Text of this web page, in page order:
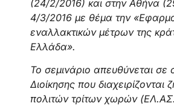
(24/2/2016) και στην Αθήνα
4/3/2016 με θέμα την
εναλλακτικών μέτρων της
Ελλάδα».
Το σεμινάριο απευθύνεται σε
Διοίκησης που διαχειρίζονται
πολιτών τρίτων χωρών